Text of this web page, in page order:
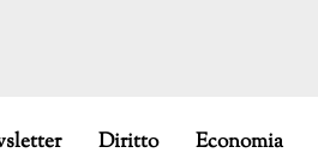
Diritto Economia